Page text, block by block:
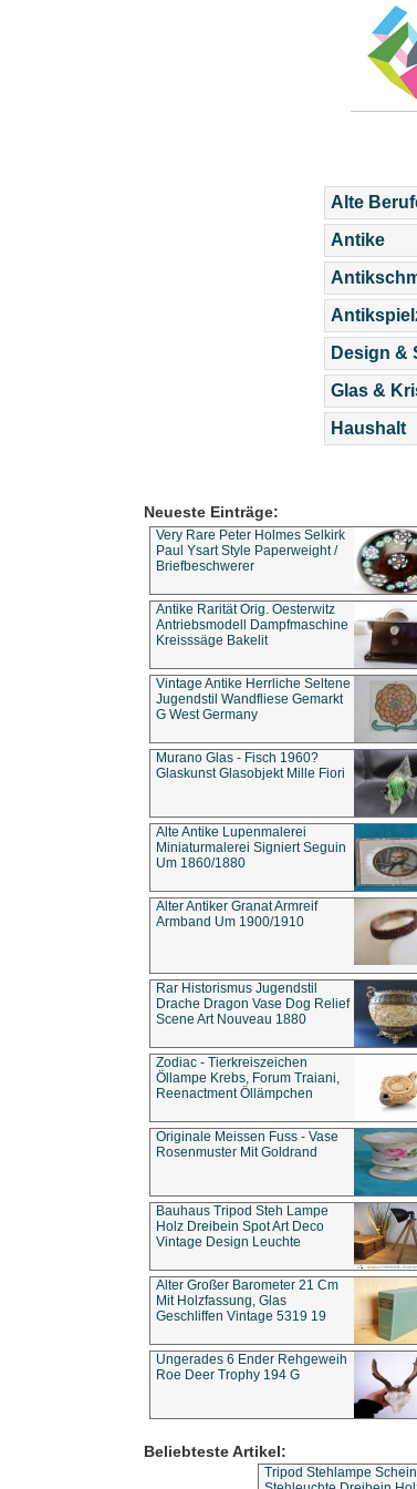
Alte
Antike
Design &
Glas &
Haushalt
Neueste Einträge:
Very Rare Peter Holmes Selkirk
Paul Ysart Style Paperweight /
Briefbeschwerer
Antike Rarität Orig. Oesterwitz
Antriebsmodell Dampfmaschine
Kreisssäge Bakelit
Vintage Antike Herrliche Seltene
Jugendstil Wandfliese Gemarkt
G West Germany
Murano Glas - Fisch 1960?
Glaskunst Glasobjekt Mille Fiori
Alte Antike Lupenmalerei
Miniaturmalerei Signiert Seguin
Um 1860/1880
Alter Antiker Granat Armreif
Armband Um 1900/1910
Rar Historismus Jugendstil
Drache Dragon Vase Dog Relief
Scene Art Nouveau 1880
Zodiac - Tierkreiszeichen
Öllampe Krebs, Forum Traiani,
Reenactment Öllämpchen
Originale Meissen Fuss - Vase
Rosenmuster Mit Goldrand
Bauhaus Tripod Steh Lampe
Holz Dreibein Spot Art Deco
Vintage Design Leuchte
Alter Großer Barometer 21 Cm
Mit Holzfassung, Glas
Geschliffen Vintage 5319 19
Ungerades 6 Ender Rehgeweih
Roe Deer Trophy 194 G
Beliebteste Artikel:
Tripod Stehlampe